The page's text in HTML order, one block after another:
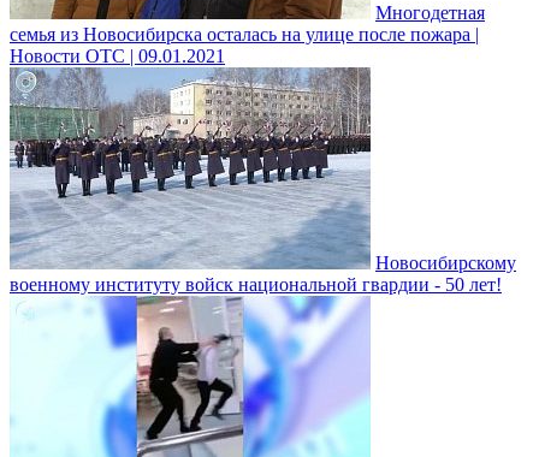
Многодетная
семья из Новосибирска осталась на улице после пожара |
Новости ОТС | 09.01.2021
Новосибирскому
военному институту войск национальной гвардии - 50 лет!